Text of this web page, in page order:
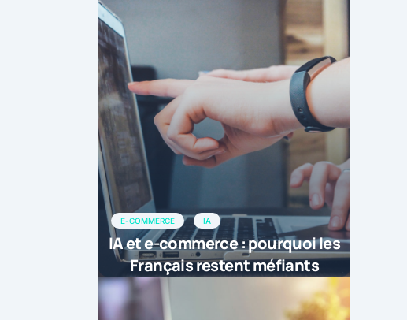
E-COMMERCE IA
IA et e-commerce : pourquoi les
Français restent méfiants